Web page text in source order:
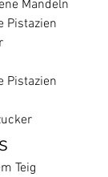
Mandeln
Pistazien
Pistazien
Teig